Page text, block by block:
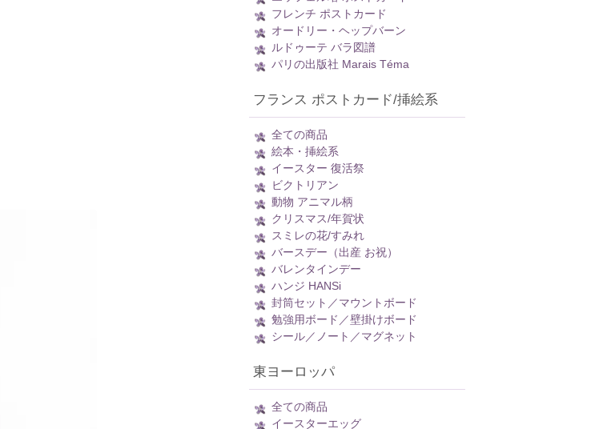
フレンチ ポストカード
オードリー・ヘップバーン
ルドゥーテ バラ図譜
パリの出版社 Marais Téma
フランス ポストカード/挿絵系
全ての商品
絵本・挿絵系
イースター 復活祭
ビクトリアン
動物 アニマル柄
クリスマス/年賀状
スミレの花/すみれ
バースデー（出産 お祝）
バレンタインデー
ハンジ HANSi
封筒セット／マウントボード
勉強用ボード／壁掛けボード
シール／ノート／マグネット
東ヨーロッパ
全ての商品
イースターエッグ